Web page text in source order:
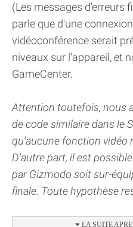
(Les messages d'erreurs
parle que d'une
vidéoconférence serait
niveaux sur l'appareil, et
GameCenter.
Attention toutefois, nous
de code similaire dans le
qu'aucune fonction vidéo
D'autre part, il est
par Gizmodo soit sur-
finale. Toute hypothèse